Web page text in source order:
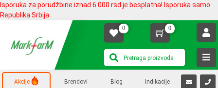
Isporuka za porudžbine iznad 6.000 rsd je besplatna! Isporuka samo
Republika Srbija
0 0
Akcije Brendovi Blog Indikacije